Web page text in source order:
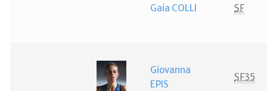
Gaia COLLI SF
Giovanna
EPIS
SF35